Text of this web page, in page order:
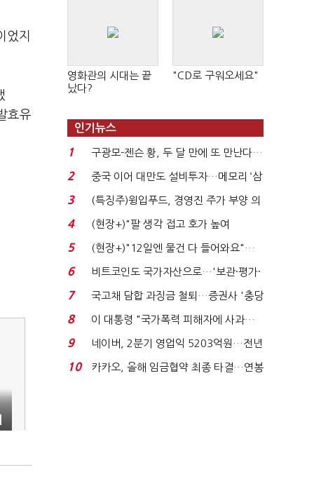
었지
효유
영화관의 시대는 끝
났다?
"CD로 구워오세요"
인기뉴스
1
구광모-젠슨 황, 두 달 만에 또 만난다…
로봇·AI 등 논...
2
중국 이어 대만도 설비투자…메모리 ‘삼
국전쟁’
3
(특징주)윙입푸드, 경영진 주가 부양 의
지에 상한가...
4
(현장+)"팔 생각 접고 호가 높여
요"…'덜 똘똘한 한 채' 20...
5
(현장+)"12일엔 물건 다 들어와요"…
빈 매대 채우며 문 연 ...
6
비트코인도 국가자산으로…'보관·평가·
처분' 기준은 ...
7
국고채 담합 과징금 철퇴…증권사 '충당
금 폭탄' 우려...
8
이 대통령 "국가폭력 피해자에 사과…
적극적 조사로 진...
9
네이버, 2분기 영업익 5203억원…전년
비 0.2% 감소...
10
카카오, 올해 임금협약 최종 타결…연봉